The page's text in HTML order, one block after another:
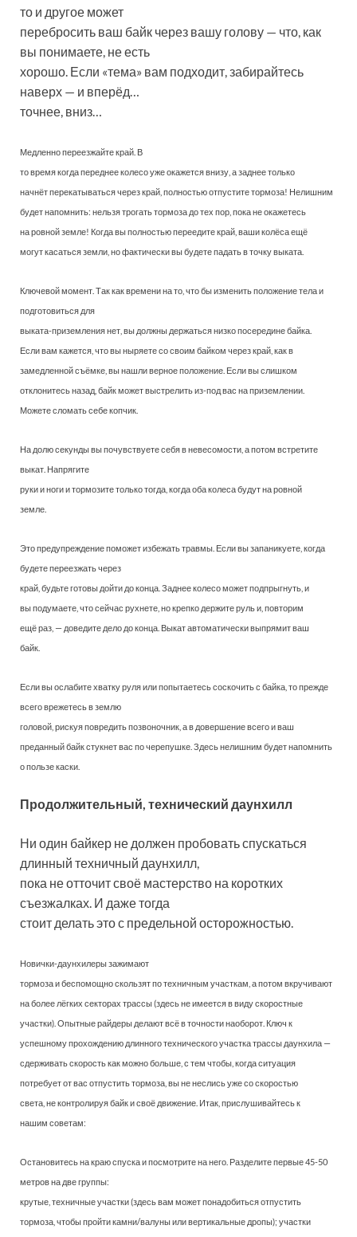
то и другое может
перебросить ваш байк через вашу голову — что, как
вы понимаете, не есть
хорошо. Если «тема» вам подходит, забирайтесь
наверх — и вперёд…
точнее, вниз…
Медленно переезжайте край. В
то время когда переднее колесо уже окажется внизу, а заднее только
начнёт перекатываться через край, полностью отпустите тормоза! Нелишним
будет напомнить: нельзя трогать тормоза до тех пор, пока не окажетесь
на ровной земле! Когда вы полностью переедите край, ваши колёса ещё
могут касаться земли, но фактически вы будете падать в точку выката.
Ключевой момент. Так как времени на то, что бы изменить положение тела и
подготовиться для
выката-приземления нет, вы должны держаться низко посередине байка.
Если вам кажется, что вы ныряете со своим байком через край, как в
замедленной съёмке, вы нашли верное положение. Если вы слишком
отклонитесь назад, байк может выстрелить из-под вас на приземлении.
Можете сломать себе копчик.
На долю секунды вы почувствуете себя в невесомости, а потом встретите
выкат. Напрягите
руки и ноги и тормозите только тогда, когда оба колеса будут на ровной
земле.
Это предупреждение поможет избежать травмы. Если вы запаникуете, когда
будете переезжать через
край, будьте готовы дойти до конца. Заднее колесо может подпрыгнуть, и
вы подумаете, что сейчас рухнете, но крепко держите руль и, повторим
ещё раз, — доведите дело до конца. Выкат автоматически выпрямит ваш
байк.
Если вы ослабите хватку руля или попытаетесь соскочить с байка, то прежде
всего врежетесь в землю
головой, рискуя повредить позвоночник, а в довершение всего и ваш
преданный байк стукнет вас по черепушке. Здесь нелишним будет напомнить
о пользе каски.
Продолжительный, технический даунхилл
Ни один байкер не должен пробовать спускаться
длинный техничный даунхилл,
пока не отточит своё мастерство на коротких
съезжалках. И даже тогда
стоит делать это с предельной осторожностью.
Новички-даунхилеры зажимают
тормоза и беспомощно скользят по техничным участкам, а потом вкручивают
на более лёгких секторах трассы (здесь не имеется в виду скоростные
участки). Опытные райдеры делают всё в точности наоборот. Ключ к
успешному прохождению длинного технического участка трассы даунхила —
сдерживать скорость как можно больше, с тем чтобы, когда ситуация
потребует от вас отпустить тормоза, вы не неслись уже со скоростью
света, не контролируя байк и своё движение. Итак, прислушивайтесь к
нашим советам:
Остановитесь на краю спуска и посмотрите на него. Разделите первые 45-50
метров на две группы:
крутые, техничные участки (здесь вам может понадобиться отпустить
тормоза, чтобы пройти камни/валуны или вертикальные дропы); участки